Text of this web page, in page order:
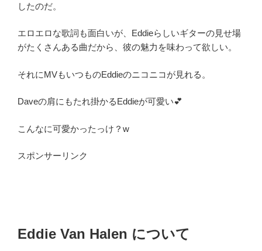
したのだ。
エロエロな歌詞も面白いが、Eddieらしいギターの見せ場
がたくさんある曲だから、彼の魅力を味わって欲しい。
それにMVもいつものEddieのニコニコが見れる。
Daveの肩にもたれ掛かるEddieが可愛い💕
こんなに可愛かったっけ？w
スポンサーリンク
Eddie Van Halen について